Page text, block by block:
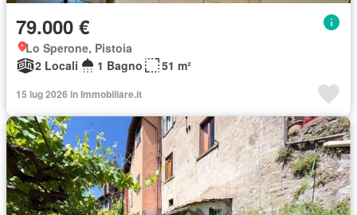
79.000 €
Lo Sperone, Pistoia
2 Locali
1 Bagno 51 m²
15 lug 2026 in Immobiliare.it